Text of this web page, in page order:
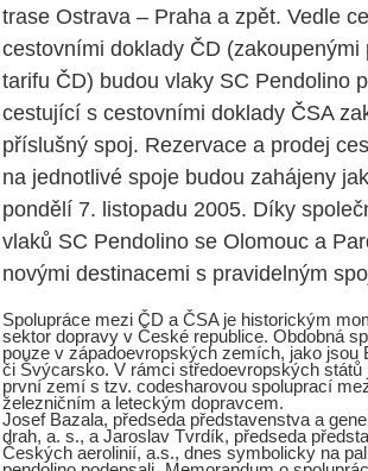
trase Ostrava – Praha a zpět. Vedle
cestovními doklady ČD (zakoupenými
tarifu ČD) budou vlaky SC Pendolino
cestující s cestovními doklady ČSA
příslušný spoj. Rezervace a prodej
na jednotlivé spoje budou zahájeny
pondělí 7. listopadu 2005. Díky
vlaků SC Pendolino se Olomouc a
novými destinacemi s pravidelným
Spolupráce mezi ČD a ČSA je historickým
sektor dopravy v České republice. Obdobná
pouze v západoevropských zemích, jako jsou
či Švýcarsko. V rámci středoevropských států
první zemí s tzv. codesharovou spoluprací
železničním a leteckým dopravcem.
Josef Bazala, předseda představenstva a
drah, a. s., a Jaroslav Tvrdík, předseda
Českých aerolinií, a.s., dnes symbolicky na